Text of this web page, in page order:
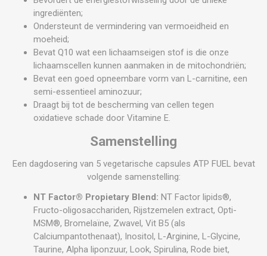
ingrediënten;
Ondersteunt de vermindering van vermoeidheid en
moeheid;
Bevat Q10 wat een lichaamseigen stof is die onze
lichaamscellen kunnen aanmaken in de mitochondriën;
Bevat een goed opneembare vorm van L-carnitine, een
semi-essentieel aminozuur;
Draagt bij tot de bescherming van cellen tegen
oxidatieve schade door Vitamine E.
Samenstelling
Een dagdosering van 5 vegetarische capsules ATP FUEL bevat
volgende samenstelling:
NT Factor® Propietary Blend: NT Factor lipids®,
Fructo-oligosacchariden, Rijstzemelen extract, Opti-
MSM®, Bromelaïne, Zwavel, Vit B5 (als
Calciumpantothenaat), Inositol, L-Arginine, L-Glycine,
Taurine, Alpha liponzuur, Look, Spirulina, Rode biet,